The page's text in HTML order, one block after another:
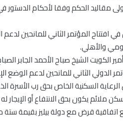
مقاليد الحكم وفقا لأحكام
في افتتاح المؤتمر الثاني للمانحين
الكويت الشيخ صباح الأحمد الجابر
الدولي الثاني للمانحين لدعم الوضع
السكنية الخاص بحق رب الأسرة
ملائم يكون بحق الانتفاع أو الإيجار
اتفاقية قرض مع دولة بيليز بقيمة ستة